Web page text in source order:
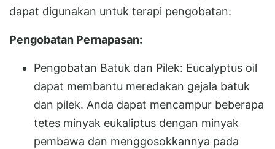
dapat digunakan untuk terapi pengobatan:
Pengobatan Pernapasan:
Pengobatan Batuk dan Pilek: Eucalyptus oil
dapat membantu meredakan gejala batuk
dan pilek. Anda dapat mencampur beberapa
tetes minyak eukaliptus dengan minyak
pembawa dan menggosokkannya pada